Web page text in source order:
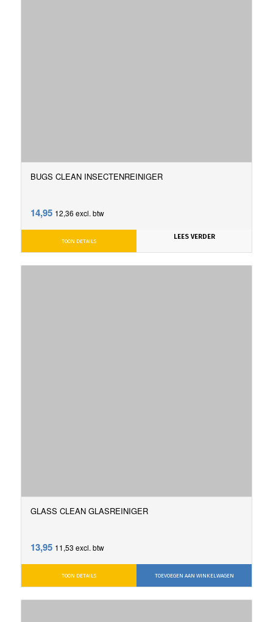
BUGS CLEAN INSECTENREINIGER
14,95 12,36 excl. btw
LEES VERDER
TOON DETAILS
GLASS CLEAN GLASREINIGER
13,95 11,53 excl. btw
TOEVOEGEN AAN WINKELWAGEN
TOON DETAILS